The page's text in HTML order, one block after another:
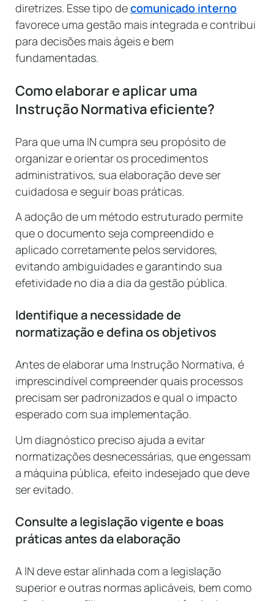
diretrizes. Esse tipo decomunicado interno
favorece uma gestão mais integrada e contribui
para decisões mais ágeis e bem
fundamentadas.
Como elaborar e aplicar uma
Instrução Normativa eficiente?
Para que uma IN cumpra seu propósito de
organizar e orientar os procedimentos
administrativos, sua elaboração deve ser
cuidadosa e seguir boas práticas.
A adoção de um método estruturado permite
que o documento seja compreendido e
aplicado corretamente pelos servidores,
evitando ambiguidades e garantindo sua
efetividade no dia a dia da gestão pública.
Identifique a necessidade de
normatização e defina os objetivos
Antes de elaborar uma Instrução Normativa, é
imprescindível compreender quais processos
precisam ser padronizados e qual o impacto
esperado com sua implementação.
Um diagnóstico preciso ajuda a evitar
normatizações desnecessárias, que engessam
a máquina pública, efeito indesejado que deve
ser evitado.
Consulte a legislação vigente e boas
práticas antes da elaboração
A IN deve estar alinhada com a legislação
superior e outras normas aplicáveis, bem como